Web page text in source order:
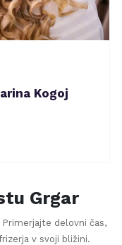
Kogoj
Grgar
delovni čas,
v svoji bližini.